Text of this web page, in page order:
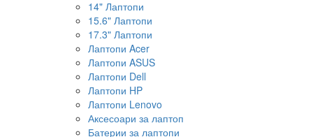
14" Лаптопи
15.6" Лаптопи
17.3" Лаптопи
Лаптопи Acer
Лаптопи ASUS
Лаптопи Dell
Лаптопи HP
Лаптопи Lenovo
Аксесоари за лаптоп
Батерии за лаптопи